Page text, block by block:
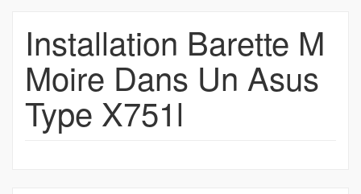
Installation Barette M
Moire Dans Un Asus
Type X751l